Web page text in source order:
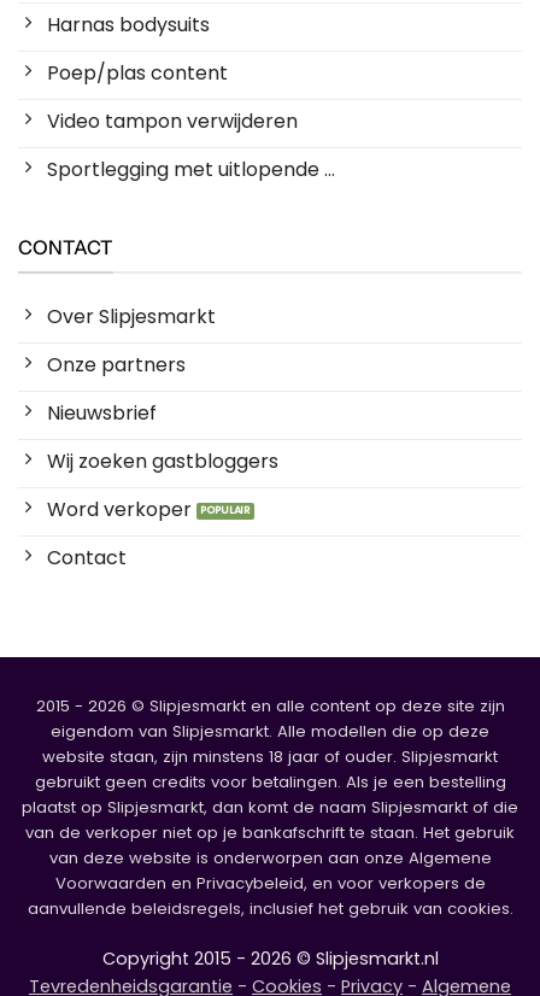
Harnas bodysuits
Poep/plas content
Video tampon verwijderen
Sportlegging met uitlopende ...
CONTACT
Over Slipjesmarkt
Onze partners
Nieuwsbrief
Wij zoeken gastbloggers
Word verkoper
Contact
2015 - 2026 © Slipjesmarkt en alle content op deze site zijn
eigendom van Slipjesmarkt. Alle modellen die op deze
website staan, zijn minstens 18 jaar of ouder. Slipjesmarkt
gebruikt geen credits voor betalingen. Als je een bestelling
plaatst op Slipjesmarkt, dan komt de naam Slipjesmarkt of die
van de verkoper niet op je bankafschrift te staan. Het gebruik
van deze website is onderworpen aan onze Algemene
Voorwaarden en Privacybeleid, en voor verkopers de
aanvullende beleidsregels, inclusief het gebruik van cookies.
Copyright 2015 - 2026 © Slipjesmarkt.nl
Tevredenheidsgarantie - Cookies - Privacy - Algemene